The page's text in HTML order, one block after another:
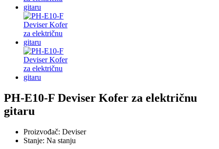
PH-E10-F Deviser Kofer za električnu
gitaru
Proizvođač: Deviser
Stanje: Na stanju